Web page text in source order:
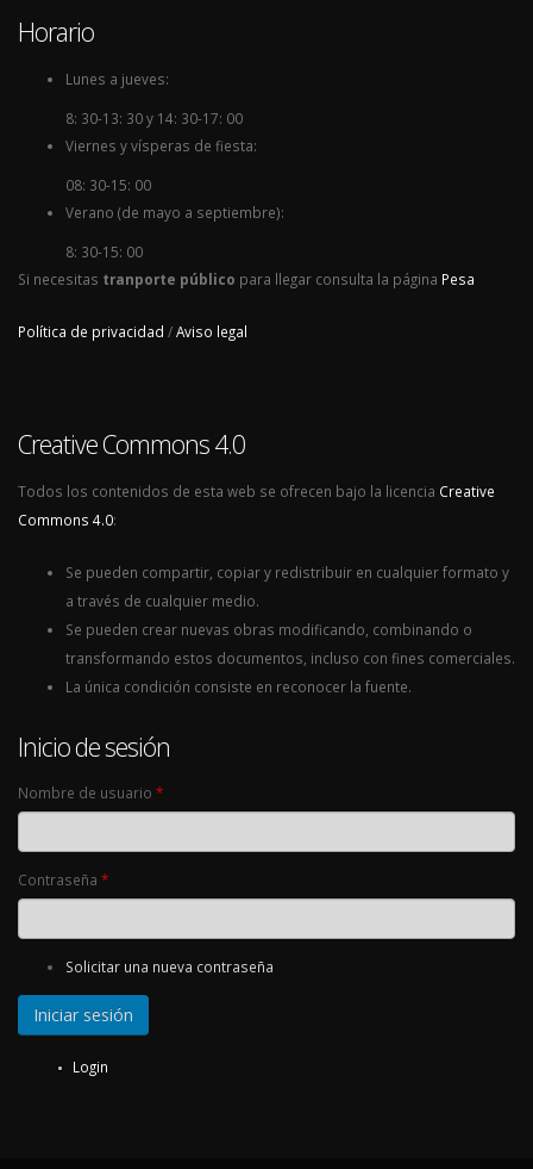
Horario
Lunes a jueves:
8: 30-13: 30 y 14: 30-17: 00
Viernes y vísperas de fiesta:
08: 30-15: 00
Verano (de mayo a septiembre):
8: 30-15: 00
Si necesitas tranporte público para llegar consulta la página Pesa
Política de privacidad /Aviso legal
Creative Commons 4.0
Todos los contenidos de esta web se ofrecen bajo la licencia Creative
Commons 4.0:
Se pueden compartir, copiar y redistribuir en cualquier formato y
a través de cualquier medio.
Se pueden crear nuevas obras modificando, combinando o
transformando estos documentos, incluso con fines comerciales.
La única condición consiste en reconocer la fuente.
Inicio de sesión
Nombre de usuario *
Contraseña *
Solicitar una nueva contraseña
Login